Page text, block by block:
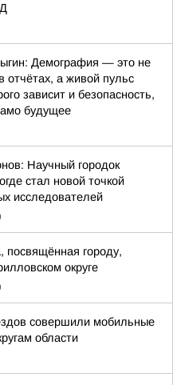
Демография — это не
отчётах, а живой пульс
зависит и безопасность,
будущее
Научный городок
стал новой точкой
исследователей
посвящённая городу,
округе
совершили мобильные
области